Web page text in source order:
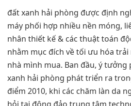
đất xanh hải phòng được định
máy phối hợp nhiều nền móng,
nhân thiết kế & các thuật toán
nhằm mục đích về tối ưu hóa
nhà mình mua. Ban đầu, ý tưởng
xanh hải phòng phát triển ra
điểm 2010, khi các chăm làn da
hỏi tại đông đảo trung tâm